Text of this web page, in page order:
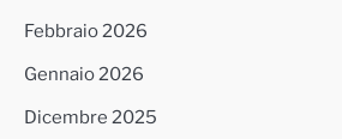
Febbraio 2026
Gennaio 2026
Dicembre 2025